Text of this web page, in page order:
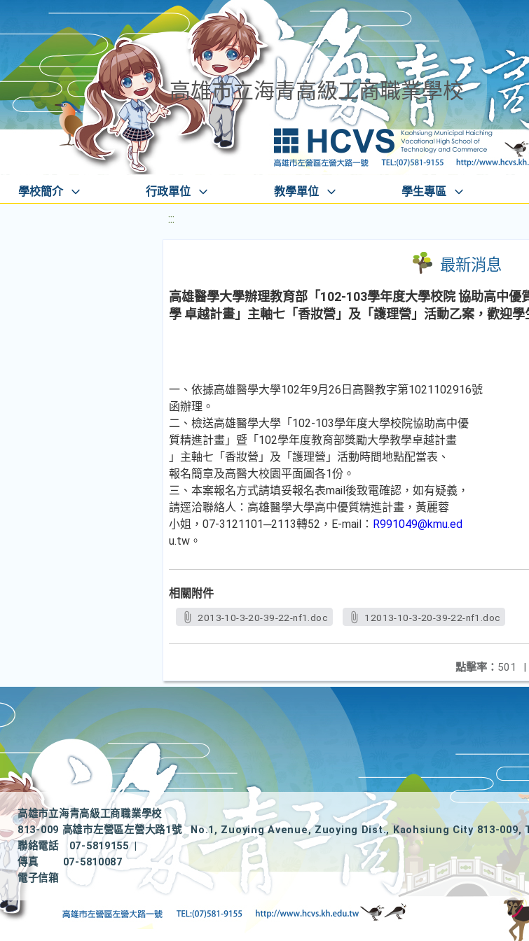
高雄市立海青高級工商職業學校
學校簡介 行政單位 教學單位 學生專區
:::
最新消息
高雄醫學大學辦理教育部「102-103學年度大學校院 協助高中
學 卓越計畫」主軸七「香妝營」及「護理營」活動乙案，歡迎學
一、依據高雄醫學大學102年9月26日高醫教字第1021102916號
函辦理。
二、檢送高雄醫學大學「102-103學年度大學校院協助高中優
質精進計畫」暨「102學年度教育部獎勵大學教學卓越計畫
」主軸七「香妝營」及「護理營」活動時間地點配當表、
報名簡章及高醫大校園平面圖各1份。
三、本案報名方式請填妥報名表mail後致電確認，如有疑義，
請逕洽聯絡人：高雄醫學大學高中優質精進計畫，黃麗蓉
小姐，07-3121101─2113轉52，E-mail： R991049@kmu.ed
u.tw。
相關附件
2013-10-3-20-39-22-nf1.doc 12013-10-3-20-39-22-nf1.doc
點擊率： 501 |
高雄市立海青高級工商職業學校
813-009 高雄市左營區左營大路1號
No.1, Zuoying Avenue, Zuoying Dist., Kaohsiung City 813-009,
聯絡電話
07-5819155
|
傳真
07-5810087
電子信箱